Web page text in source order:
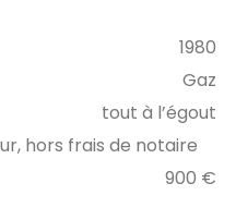
1980
Gaz
tout à l’égout
hors frais de notaire
900 €